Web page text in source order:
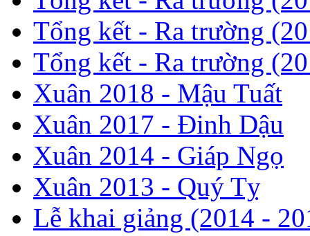
Tổng kết - Ra trường
Tổng kết - Ra trường
Xuân 2018 - Mậu Tuất
Xuân 2017 - Đinh Dậu
Xuân 2014 - Giáp Ngọ
Xuân 2013 - Quý Tỵ
Lễ khai giảng (2014 -